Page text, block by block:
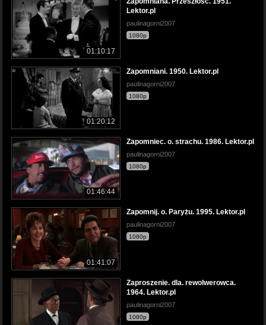
01:10:17
Lektor.pl
paulinagorni2007
1080p
01:20:12
Zapomniani. 1950. Lektor.pl
paulinagorni2007
1080p
01:46:44
Zapomniec. o. strachu. 1986. Lektor.pl
paulinagorni2007
1080p
01:41:07
Zapomnij. o. Paryżu. 1995. Lektor.pl
paulinagorni2007
1080p
Zaproszenie. dla. rewolwerowca.
1964. Lektor.pl
paulinagorni2007
1080p